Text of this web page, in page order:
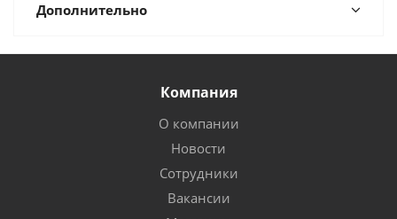
Дополнительно
Компания
О компании
Новости
Сотрудники
Вакансии